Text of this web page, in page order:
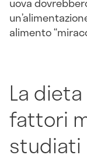
alimento
La
fattori
studiati